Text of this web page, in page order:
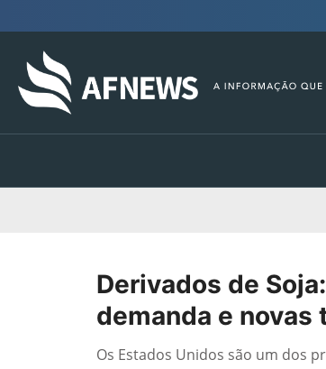
Derivados de
demanda e novas
Os Estados Unidos são um dos